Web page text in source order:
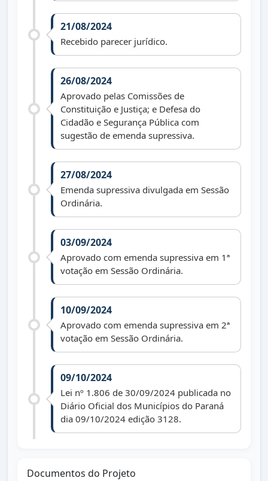
21/08/2024
Recebido parecer jurídico.
26/08/2024
Aprovado pelas Comissões de
Constituição e Justiça; e Defesa do
Cidadão e Segurança Pública com
sugestão de emenda supressiva.
27/08/2024
Emenda supressiva divulgada em Sessão
Ordinária.
03/09/2024
Aprovado com emenda supressiva em 1ª
votação em Sessão Ordinária.
10/09/2024
Aprovado com emenda supressiva em 2ª
votação em Sessão Ordinária.
09/10/2024
Lei nº 1.806 de 30/09/2024 publicada no
Diário Oficial dos Municípios do Paraná
dia 09/10/2024 edição 3128.
Documentos do Projeto